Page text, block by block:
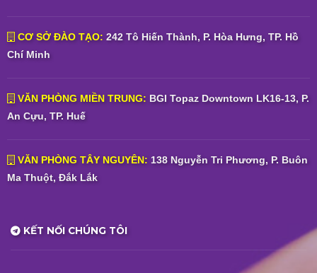
CƠ SỞ ĐÀO TẠO: 242 Tô Hiến Thành, P. Hòa Hưng, TP. Hồ
Chí Minh
VĂN PHÒNG MIỀN TRUNG: BGI Topaz Downtown LK16-13, P.
An Cựu, TP. Huế
VĂN PHÒNG TÂY NGUYÊN: 138 Nguyễn Tri Phương, P. Buôn
Ma Thuột, Đắk Lắk
KẾT NỐI CHÚNG TÔI